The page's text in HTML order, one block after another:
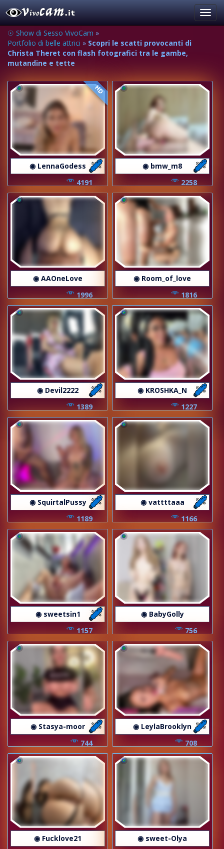
☉ Show di Sesso VivoCam »
Portfolio di belle attrici » Scopri le scatti provocanti di
Christa Theret con flash fotografici tra le gambe,
mutandine e tette
HD
◉ LennaGodess
4191
◉ bmw_m8
2258
◉ AAOneLove
1996
◉ Room_of_love
1816
◉ Devil2222
1389
◉ KROSHKA_N
1227
◉ SquirtalPussy
1189
◉ vattttaaa
1166
◉ sweetsin1
1157
◉ BabyGolly
756
◉ Stasya-moor
744
◉ LeylaBrooklyn
708
◉ Fucklove21
◉ sweet-Olya